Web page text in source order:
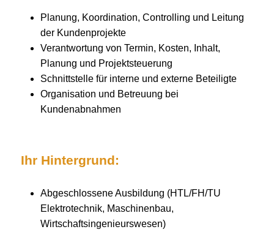
Planung, Koordination, Controlling und Leitung
der Kundenprojekte
Verantwortung von Termin, Kosten, Inhalt,
Planung und Projektsteuerung
Schnittstelle für interne und externe Beteiligte
Organisation und Betreuung bei
Kundenabnahmen
Ihr Hintergrund:
Abgeschlossene Ausbildung (HTL/FH/TU
Elektrotechnik, Maschinenbau,
Wirtschaftsingenieurswesen)